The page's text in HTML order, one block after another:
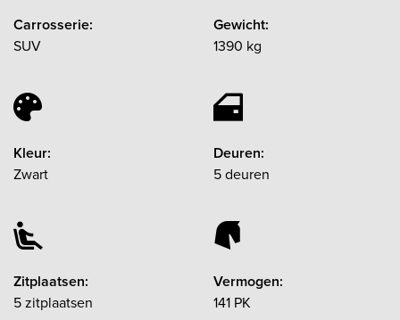
Carrosserie:
SUV
Gewicht:
1390 kg
Kleur:
Zwart
Deuren:
5 deuren
Zitplaatsen:
5 zitplaatsen
Vermogen:
141 PK